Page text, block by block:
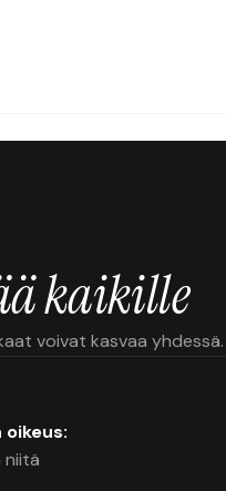
kaikille
voivat kasvaa yhdessä.
niitä